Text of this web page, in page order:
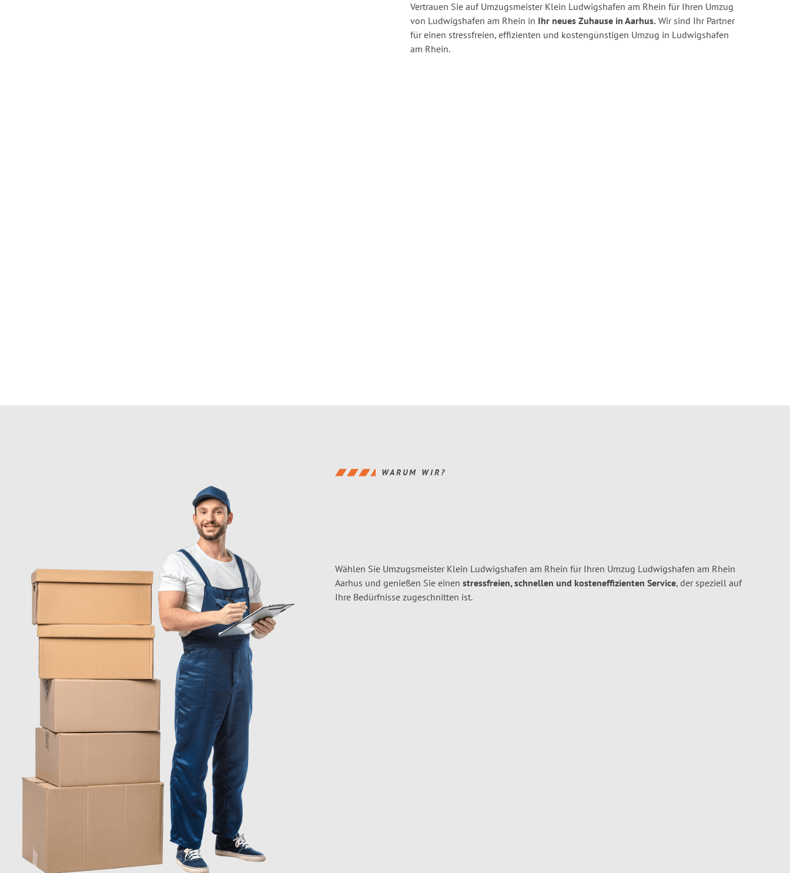
Vertrauen Sie auf Umzugsmeister Klein Ludwigshafen am Rhein für Ihren Umzug
von Ludwigshafen am Rhein in Ihr neues Zuhause in Aarhus. Wir sind Ihr Partner
für einen stressfreien, effizienten und kostengünstigen Umzug in Ludwigshafen
am Rhein.
WARUM WIR?
Wählen Sie Umzugsmeister Klein Ludwigshafen am Rhein für Ihren Umzug Ludwigshafen am Rhein
Aarhus und genießen Sie einen stressfreien, schnellen und kosteneffizienten Service, der speziell auf
Ihre Bedürfnisse zugeschnitten ist.